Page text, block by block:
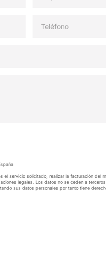
servicio solicitado, realizar la facturación del
legales. Los datos no se ceden a
sus datos personales por tanto tiene